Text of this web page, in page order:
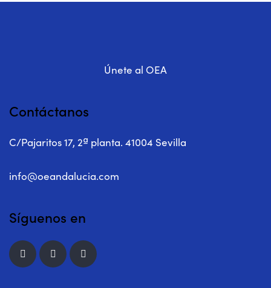
Únete al OEA
Contáctanos
C/Pajaritos 17, 2ª planta. 41004 Sevilla
info@oeandalucia.com
Síguenos en